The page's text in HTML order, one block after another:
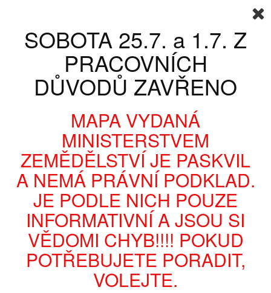
Váš účet
KATEGORIE
PYROTECHNIKA DÝMOVNICE,OHNĚ
DÝMOVNICE -
ORANŽOVÁ - 4ks
SOBOTA 25.7. a 1.7. Z
PRACOVNÍCH
DŮVODŮ ZAVŘENO
MAPA VYDANÁ
MINISTERSTVEM
ZEMĚDĚLSTVÍ JE PASKVIL
A NEMÁ PRÁVNÍ PODKLAD.
JE PODLE NICH POUZE
INFORMATIVNÍ A JSOU SI
VĚDOMI CHYB!!!! POKUD
POTŘEBUJETE PORADIT,
VOLEJTE.